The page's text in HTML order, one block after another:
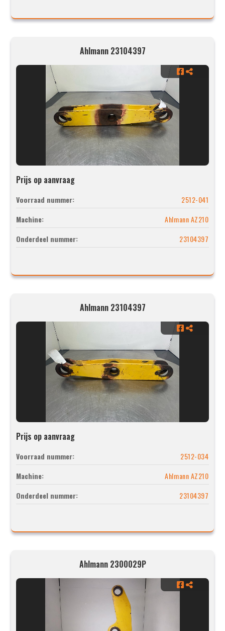
Ahlmann 23104397
Prijs op aanvraag
Voorraad nummer:
2512-041
Machine:
Ahlmann AZ210
Onderdeel nummer:
23104397
Ahlmann 23104397
Prijs op aanvraag
Voorraad nummer:
2512-034
Machine:
Ahlmann AZ210
Onderdeel nummer:
23104397
Ahlmann 2300029P